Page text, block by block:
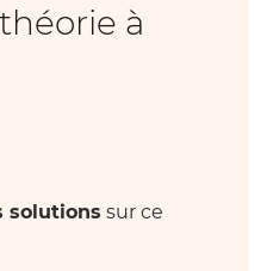
à
solutions sur ce